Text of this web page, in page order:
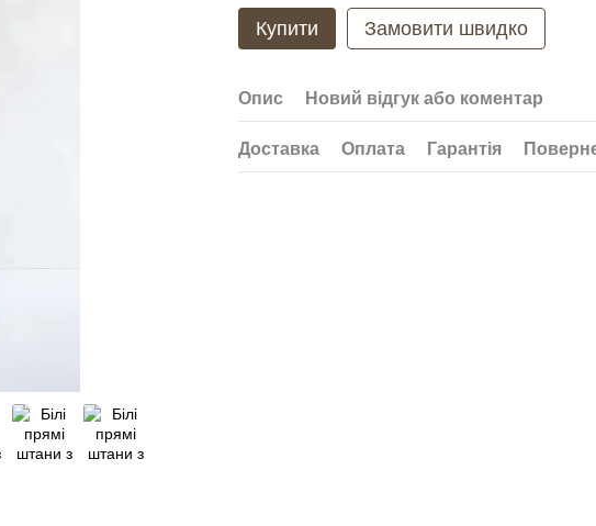
Купити Замовити швидко
Опис Новий відгук або коментар
Доставка Оплата Гарантія